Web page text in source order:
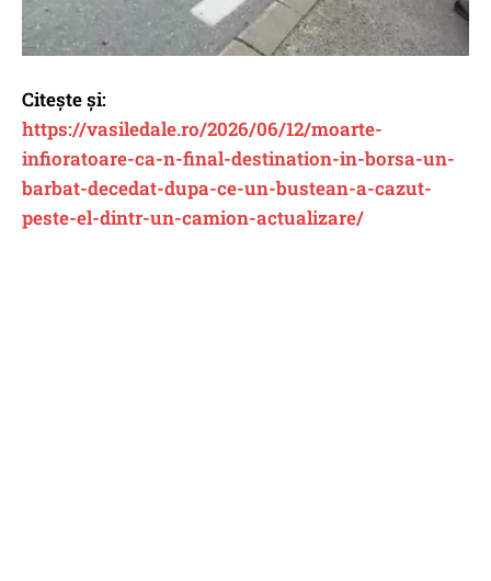
Citește și:
https://vasiledale.ro/2026/06/12/moarte-
infioratoare-ca-n-final-destination-in-borsa-un-
barbat-decedat-dupa-ce-un-bustean-a-cazut-
peste-el-dintr-un-camion-actualizare/